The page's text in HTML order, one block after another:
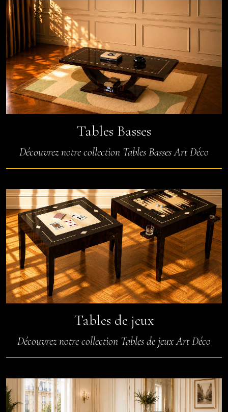
Tables Basses
Découvrez notre collection Tables Basses Art Déco
Tables de jeux
Découvrez notre collection Tables de jeux Art Déco